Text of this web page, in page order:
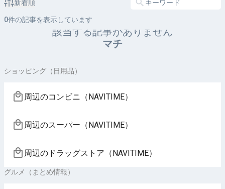
新着順
0件の記事を表示しています
該当する記事がありません
マチ
ショッピング（日用品）
周辺のコンビニ（NAVITIME）
周辺のスーパー（NAVITIME）
周辺のドラッグストア（NAVITIME）
グルメ（まとめ情報）